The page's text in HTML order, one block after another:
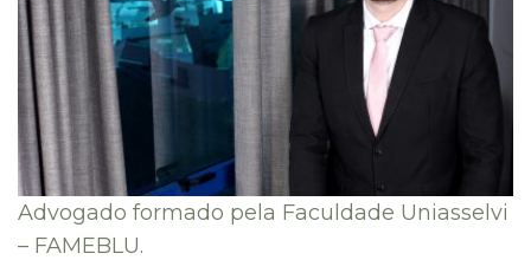
Advogado formado pela Faculdade Uniasselvi
– FAMEBLU.